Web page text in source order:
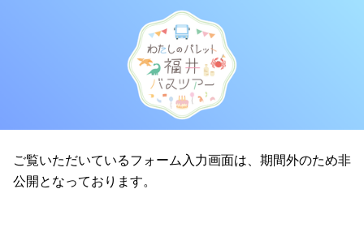
ご覧いただいているフォーム入力画面は、期間外のため非
公開となっております。